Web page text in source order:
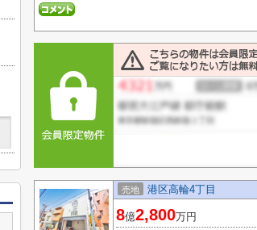
売地 港区高輪4丁目
8億2,800万円